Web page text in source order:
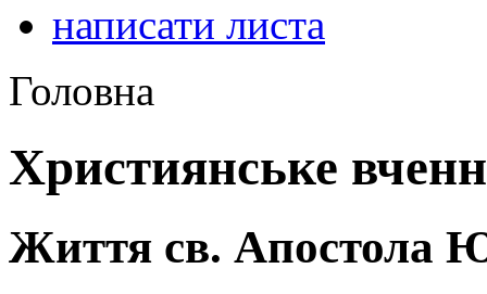
написати листа
Головна
Християнське
Життя св. Апостола